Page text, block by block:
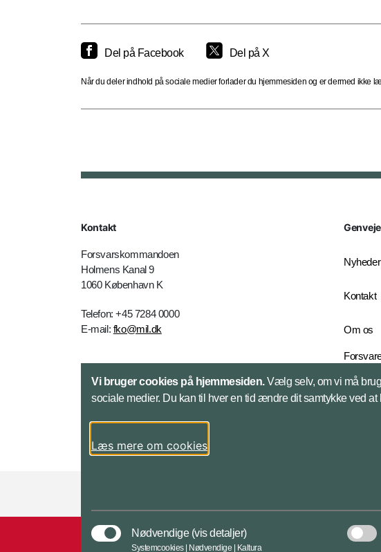
Del på Facebook Del på X
Når du deler indhold på sociale medier forlader du hjemmesiden og er dermed ikke
Kontakt
Forsvarskommandoen
Holmens Kanal 9
1060 København K
Telefon: +45 7284 0000
E-mail: fko@mil.dk
Kontakt
Genveje
Nyheder
Kontakt
Om os
English
Vi bruger cookies på hjemmesiden.Vælg selv, om vi må
sociale medier. Du kan til hver en tid ændre dit samtykke ved
Læs mere om cookies
Nødvendige (vis detaljer)
Systemcookies | Nødvendige | Kaltura